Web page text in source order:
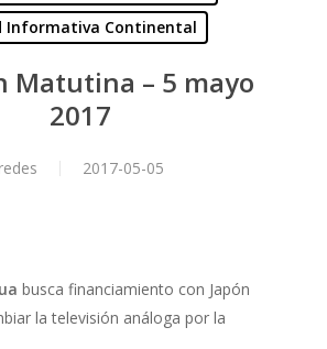
Informativa Continental
Matutina – 5 mayo
2017
redes 2017-05-05
busca financiamiento con Japón
la televisión análoga por la